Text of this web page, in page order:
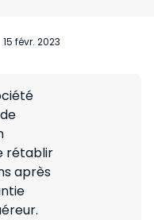
15 févr. 2023
rétablir
après